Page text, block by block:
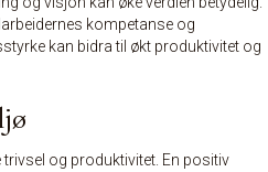
kompetanse og
kan bidra til økt produktivitet og
og produktivitet. En positiv